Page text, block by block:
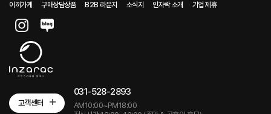
이끼가게 구매상담상품 B2B 라운지 소식지 인자락 소개 기업 제휴
고객센터
031-528-2893
AM10:00~PM18:00